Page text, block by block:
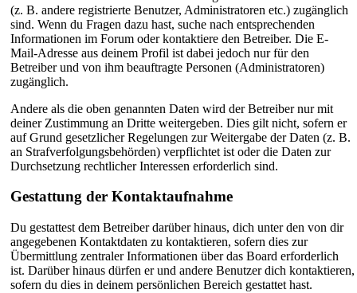
(z. B. andere registrierte Benutzer, Administratoren etc.) zugänglich
sind. Wenn du Fragen dazu hast, suche nach entsprechenden
Informationen im Forum oder kontaktiere den Betreiber. Die E-
Mail-Adresse aus deinem Profil ist dabei jedoch nur für den
Betreiber und von ihm beauftragte Personen (Administratoren)
zugänglich.
Andere als die oben genannten Daten wird der Betreiber nur mit
deiner Zustimmung an Dritte weitergeben. Dies gilt nicht, sofern er
auf Grund gesetzlicher Regelungen zur Weitergabe der Daten (z. B.
an Strafverfolgungsbehörden) verpflichtet ist oder die Daten zur
Durchsetzung rechtlicher Interessen erforderlich sind.
Gestattung der Kontaktaufnahme
Du gestattest dem Betreiber darüber hinaus, dich unter den von dir
angegebenen Kontaktdaten zu kontaktieren, sofern dies zur
Übermittlung zentraler Informationen über das Board erforderlich
ist. Darüber hinaus dürfen er und andere Benutzer dich kontaktieren,
sofern du dies in deinem persönlichen Bereich gestattet hast.